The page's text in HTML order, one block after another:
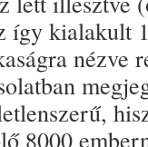
kialakult
nézve
8000